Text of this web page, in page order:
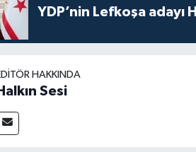
YDP’nin Lefkoşa adayı
HAKKINDA
Sesi